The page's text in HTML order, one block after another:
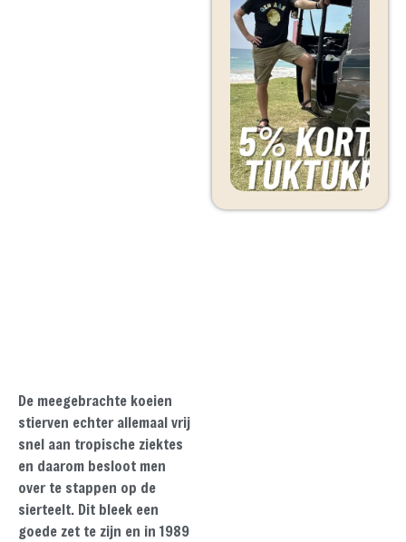
De meegebrachte koeien
stierven echter allemaal vrij
snel aan tropische ziektes
en daarom besloot men
over te stappen op de
sierteelt. Dit bleek een
goede zet te zijn en in 1989